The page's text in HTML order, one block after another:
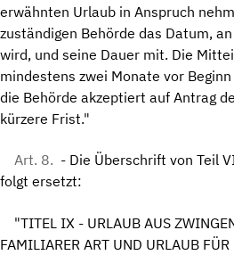
erwähnten Urlaub in Anspruch
zuständigen Behörde das Datum,
wird, und seine Dauer mit. Die
mindestens zwei Monate vor
die Behörde akzeptiert auf Antrag
kürzere Frist."
Art. 8. - Die Überschrift von Teil
folgt ersetzt:
"TITEL IX - URLAUB AUS
FAMILIARER ART UND URLAUB FÜR